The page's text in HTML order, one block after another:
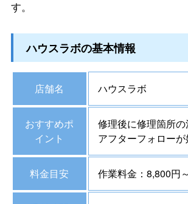
す。
ハウスラボの基本情報
店舗名 ハウスラボ
おすすめポ
イント
修理後に修理箇所
アフターフォロー
料金目安 作業料金：8,800円～